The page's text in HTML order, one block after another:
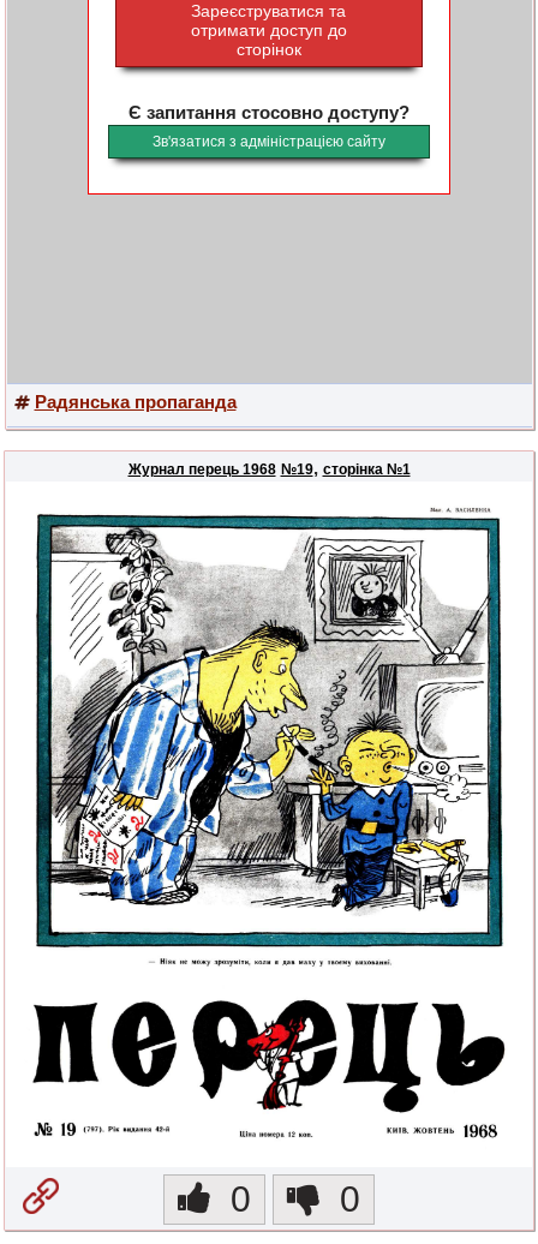
Зареєструватися та
отримати доступ до
сторінок
Є запитання стосовно доступу?
Зв'язатися з адміністрацією сайту
Радянська пропаганда
Журнал перець 1968 №19, сторінка №1
0 0